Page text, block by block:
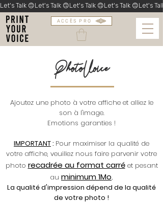
ACCÈS PRO
Let's Talk 🙃
PhotoVoice
Ajoutez une photo à votre affiche et alliez le
son à l'image.
Emotions garanties !
IMPORTANT: Pour maximiser la qualité de
votre affiche, veuillez nous faire parvenir votre
photo recadrée au format carréet pesant
au minimum 1Mo.
La qualité d'impression dépend de la qualité
de votre photo !